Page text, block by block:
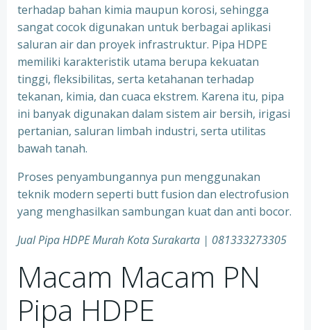
terhadap bahan kimia maupun korosi, sehingga
sangat cocok digunakan untuk berbagai aplikasi
saluran air dan proyek infrastruktur. Pipa HDPE
memiliki karakteristik utama berupa kekuatan
tinggi, fleksibilitas, serta ketahanan terhadap
tekanan, kimia, dan cuaca ekstrem. Karena itu, pipa
ini banyak digunakan dalam sistem air bersih, irigasi
pertanian, saluran limbah industri, serta utilitas
bawah tanah.
Proses penyambungannya pun menggunakan
teknik modern seperti butt fusion dan electrofusion
yang menghasilkan sambungan kuat dan anti bocor.
Jual Pipa HDPE Murah Kota Surakarta | 081333273305
Macam Macam PN
Pipa HDPE